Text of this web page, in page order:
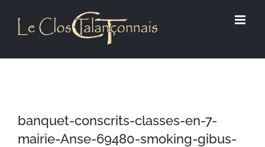
banquet-conscrits-classes-en-7-
mairie-Anse-69480-smoking-gibus-